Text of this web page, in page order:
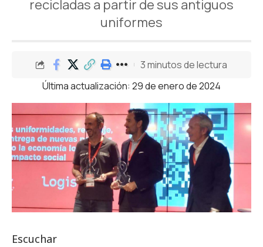
recicladas a partir de sus antiguos
uniformes
Última actualización: 29 de enero de 2024
3 minutos de lectura
Escuchar